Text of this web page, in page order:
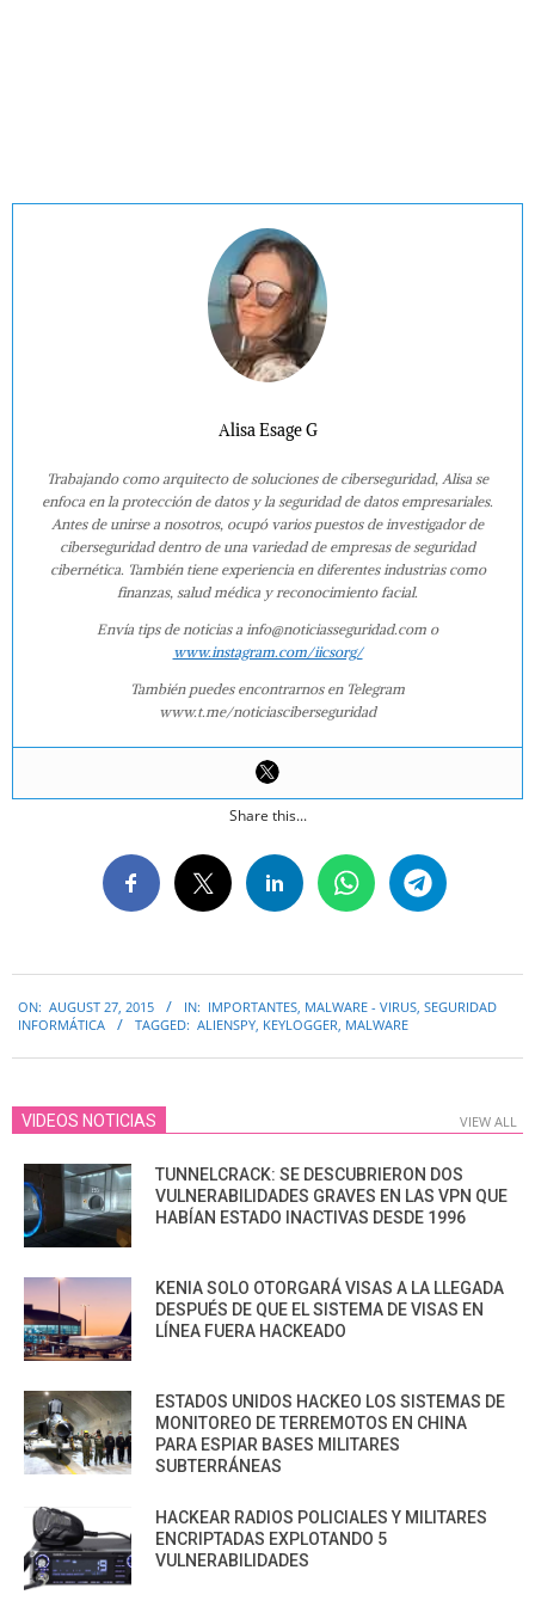
Alisa Esage G
Trabajando como arquitecto de soluciones de ciberseguridad, Alisa se
enfoca en la protección de datos y la seguridad de datos empresariales.
Antes de unirse a nosotros, ocupó varios puestos de investigador de
ciberseguridad dentro de una variedad de empresas de seguridad
cibernética. También tiene experiencia en diferentes industrias como
finanzas, salud médica y reconocimiento facial.
Envía tips de noticias a info@noticiasseguridad.com o
www.instagram.com/iicsorg/
También puedes encontrarnos en Telegram
www.t.me/noticiasciberseguridad
Share this...
08-
ON: AUGUST 27, 2015 IN: IMPORTANTES, MALWARE - VIRUS, SEGURIDAD
INFORMÁTICA
TAGGED: ALIENSPY, KEYLOGGER, MALWARE
VIDEOS NOTICIAS VIEW ALL
TUNNELCRACK: SE DESCUBRIERON DOS
VULNERABILIDADES GRAVES EN LAS VPN QUE
HABÍAN ESTADO INACTIVAS DESDE 1996
KENIA SOLO OTORGARÁ VISAS A LA LLEGADA
DESPUÉS DE QUE EL SISTEMA DE VISAS EN
LÍNEA FUERA HACKEADO
ESTADOS UNIDOS HACKEO LOS SISTEMAS DE
MONITOREO DE TERREMOTOS EN CHINA
PARA ESPIAR BASES MILITARES
SUBTERRÁNEAS
HACKEAR RADIOS POLICIALES Y MILITARES
ENCRIPTADAS EXPLOTANDO 5
VULNERABILIDADES